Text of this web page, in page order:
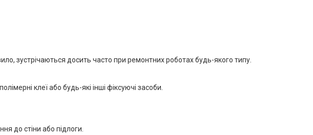
зустрічаються досить часто при ремонтних роботах будь-якого типу.
клеї або будь-які інші фіксуючі засоби.
до стіни або підлоги.